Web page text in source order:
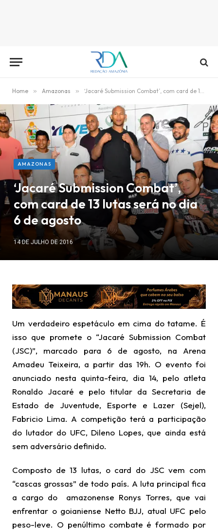
Home » Amazonas » ‘Jacaré Submission Combat’, com card de 13 lutas será no dia 6 de agosto
AMAZONAS
‘Jacaré Submission Combat’,
com card de 13 lutas será no dia
6 de agosto
14 DE JULHO DE 2016
Um verdadeiro espetáculo em cima do tatame. É
isso que promete o “Jacaré Submission Combat
(JSC)”, marcado para 6 de agosto, na Arena
Amadeu Teixeira, a partir das 19h. O evento foi
anunciado nesta quinta-feira, dia 14, pelo atleta
Ronaldo Jacaré e pelo titular da Secretaria de
Estado de Juventude, Esporte e Lazer (Sejel),
Fabricio Lima. A competição terá a participação
do lutador do UFC, Dileno Lopes, que ainda está
sem adversário definido.
Composto de 13 lutas, o card do JSC vem com
“cascas grossas” de todo país. A luta principal fica
a cargo do amazonense Ronys Torres, que vai
enfrentar o goianiense Netto BJJ, atual UFC pelo
peso-leve. O penúltimo combate é formado por